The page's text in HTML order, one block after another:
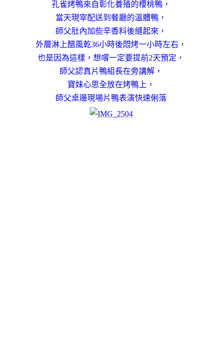
孔雀烤鴨來自彰化養殖的櫻桃鴨，
當天現宰配送到餐廳的溫體鴨，
師父肚內加些辛香料後縫起來，
外層淋上醋風乾36小時後悶烤一小時左右，
也是因為這樣，想嚐一定要提前2天預定，
師父認真片鴨組長在旁講解，
寶妹心思全放在烤鴨上，
師父桌邊現場片鴨表演快速俐落